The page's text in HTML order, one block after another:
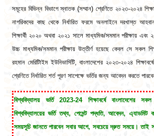
সমূহের বিভিন্ন বিভাগে স্নাতক (সম্মান) শ্রেণিতে ২০২৩-২০২৪
নাগরিকদের কাছ থেকে নির্ধারিত ফরমে অনলাইনে দরখাস্ত
শিক্ষার্থী ২০২০ অথবা ২০২১ সালে মাধ্যমিক/সমমান পরীক্ষায়
উচ্চ মাধ্যমিক/সমমান পরীক্ষায় উত্তীর্ণ হয়েছে কেবল সে সকল
রহমান মেরিটািইম ইউনিভার্সিটি, বাংলাদেশের ২০২৩-২০২৪
শ্রেণিতে নির্ধারিত শর্ত পূরণ সাপেক্ষে ভর্তির জন্য আবেদন করতে
বিশ্ববিদ্যালয় ভর্তি 2023-24 শিক্ষাবর্ষে বাংলাদেশের
বিশ্ববিদ্যালয়ের ভর্তি তথ্য, পেমেন্ট পদ্ধতি, আবেদন, এ্যাডমিট
সময়সূচি জানতে পারবেন সবার আগে, সবচেয়ে দ্রুত সময়ে। তাই